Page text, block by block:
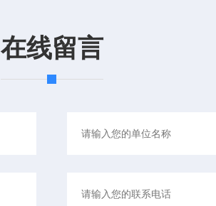
在线留言